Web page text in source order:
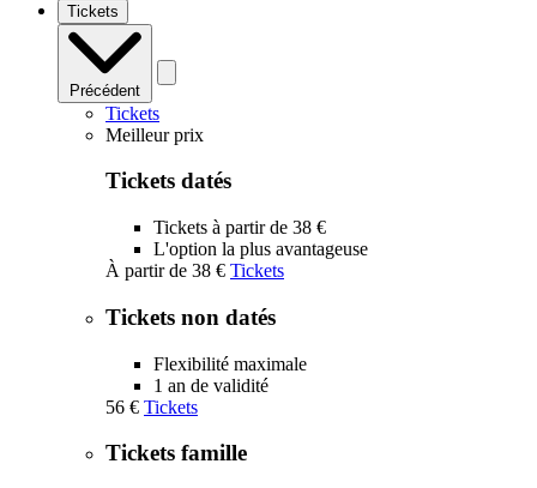
Tickets
Précédent
Tickets
Meilleur prix
Tickets datés
Tickets à partir de 38 €
L'option la plus avantageuse
À partir de 38 € Tickets
Tickets non datés
Flexibilité maximale
1 an de validité
56 € Tickets
Tickets famille